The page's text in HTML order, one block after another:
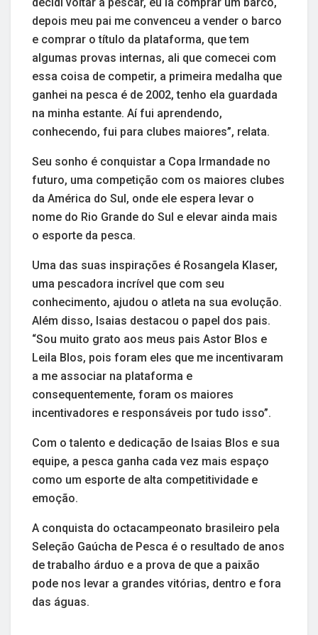
depois meu pai me convenceu a vender o barco
e comprar o título da plataforma, que tem
algumas provas internas, ali que comecei com
essa coisa de competir, a primeira medalha que
ganhei na pesca é de 2002, tenho ela guardada
na minha estante. Aí fui aprendendo,
conhecendo, fui para clubes maiores”, relata.
Seu sonho é conquistar a Copa Irmandade no
futuro, uma competição com os maiores clubes
da América do Sul, onde ele espera levar o
nome do Rio Grande do Sul e elevar ainda mais
o esporte da pesca.
Uma das suas inspirações é Rosangela Klaser,
uma pescadora incrível que com seu
conhecimento, ajudou o atleta na sua evolução.
Além disso, Isaias destacou o papel dos pais.
“Sou muito grato aos meus pais Astor Blos e
Leila Blos, pois foram eles que me incentivaram
a me associar na plataforma e
consequentemente, foram os maiores
incentivadores e responsáveis por tudo isso”.
Com o talento e dedicação de Isaias Blos e sua
equipe, a pesca ganha cada vez mais espaço
como um esporte de alta competitividade e
emoção.
A conquista do octacampeonato brasileiro pela
Seleção Gaúcha de Pesca é o resultado de anos
de trabalho árduo e a prova de que a paixão
pode nos levar a grandes vitórias, dentro e fora
das águas.